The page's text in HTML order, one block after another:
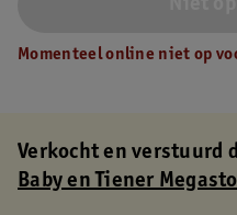
Momenteel online niet op
Verkocht en verstuurd
Baby en Tiener